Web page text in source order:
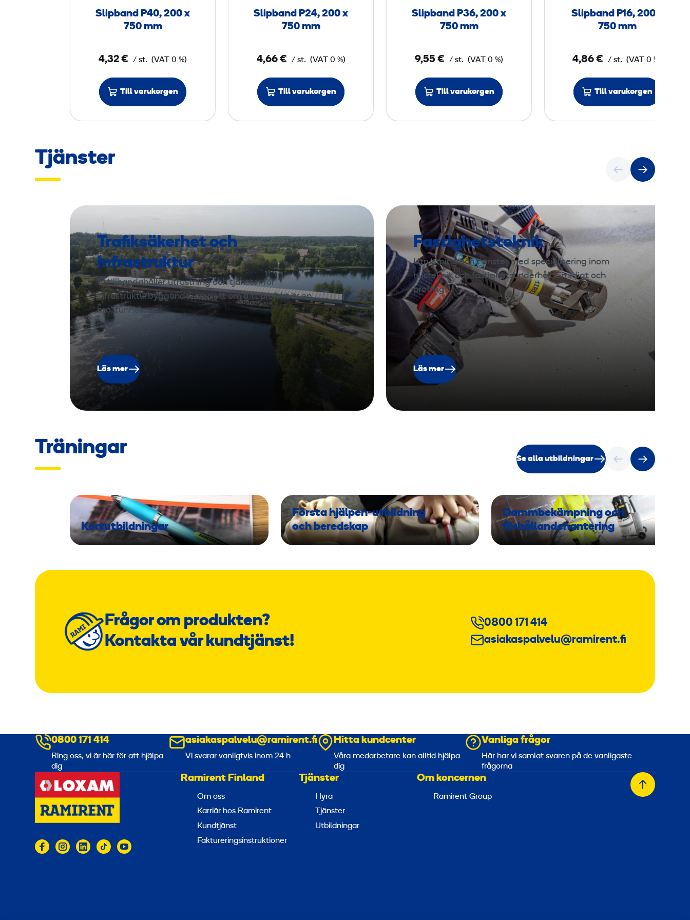
n
0
,
2
0
Slipband P40, 200 x
750 mm
4,32 € / st. (VAT 0 %)
Till varukorgen
n
4
,
2
0
Slipband P24, 200 x
750 mm
4,66 € / st. (VAT 0 %)
Till varukorgen
n
6
,
2
0
m
m
Slipband P36, 200 x
750 mm
9,55 € / st. (VAT 0 %)
Till varukorgen
n
6
,
2
0
5
m
Slipband P16, 200 x
750 mm
4,86 € / st. (VAT 0 %)
Till varukorgen
Tjänster
Trafiksäkerhet och
infrastruktur
Vi tillhandahåller utrustning och tjänster för
infrastrukturbyggande, oavsett om ditt projekt är en
bro, tunnel,…
Läs mer
Fastighetsteknik
Utrustning och tjänster med specialisering inom
husteknik och fastighetsunderhåll. Smidigt och
proffsigt!
Läs mer
Träningar
Se alla utbildningar
Kortutbildningar
Första hjälpen-utbildning
och beredskap
Dammbekämpning och
förhållandehantering
Frågor om produkten?
Kontakta vår kundtjänst!
0800 171 414
asiakaspalvelu@ramirent.fi
0800 171 414
Ring oss, vi är här för att hjälpa
dig
asiakaspalvelu@ramirent.fi
Vi svarar vanligtvis inom 24 h
Hitta kundcenter
Våra medarbetare kan alltid hjälpa
dig
Vanliga frågor
Här har vi samlat svaren på de vanligaste
frågorna
Ramirent Finland
Om oss
Karriär hos Ramirent
Kundtjänst
Faktureringsinstruktioner
Tjänster
Hyra
Tjänster
Utbildningar
Om koncernen
Ramirent Group
Tillbaka